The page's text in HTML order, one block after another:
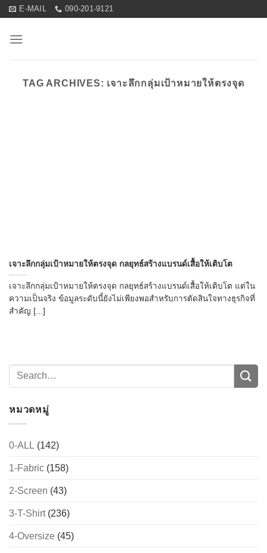
Skip
content
E-MAIL 090-201-9121
TAG ARCHIVES: เจาะลึกกลุ่มเป้าหมายให้ตรงจุด
เจาะลึกกลุ่มเป้าหมายให้ตรงจุด กลยุทธ์สร้างแบรนด์เสื้อให้เติบโต
เจาะลึกกลุ่มเป้าหมายให้ตรงจุด กลยุทธ์สร้างแบรนด์เสื้อให้เติบโต แต่ใน
ความเป็นจริง ข้อมูลระดับนี้ยังไม่เพียงพอสำหรับการตัดสินใจทางธุรกิจที่
สำคัญ [...]
หมวดหมู่
0-ALL (142)
1-Fabric (158)
2-Screen (43)
3-T-Shirt(236)
4-Oversize (45)